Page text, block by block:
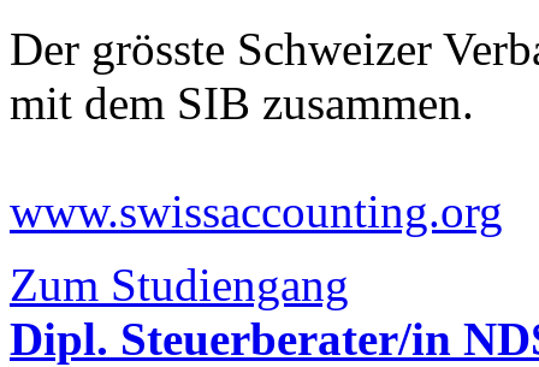
Der grösste Schweizer
mit dem SIB zusammen.
www.swissaccounting.org
Zum Studiengang
Dipl. Steuerberater/in